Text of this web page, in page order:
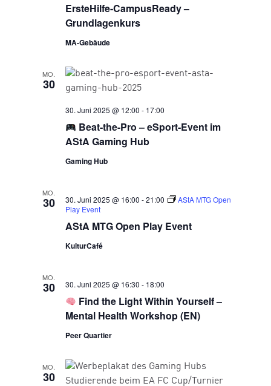
ErsteHilfe-CampusReady –
Grundlagenkurs
MA-Gebäude
MO.
30
Beat-the-Pro – eSport-Event im
AStA Gaming Hub
30. Juni 2025 @ 12:00 - 17:00
Gaming Hub
MO.
30
AStA MTG Open Play Event
30. Juni 2025 @ 16:00 -21:00
AStA MTG Open
Play Event
KulturCafé
MO.
30
Find the Light Within Yourself –
Mental Health Workshop (EN)
30. Juni 2025 @ 16:30 - 18:00
Peer Quartier
MO.
30